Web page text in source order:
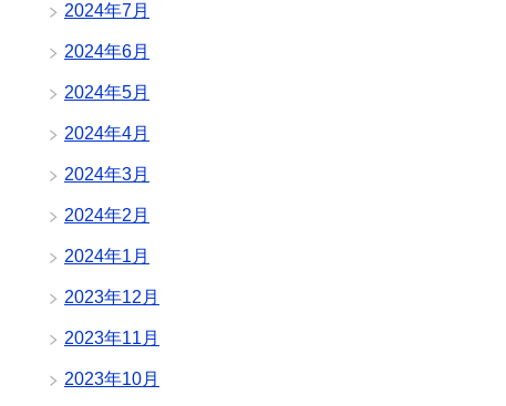
2024年7月
2024年6月
2024年5月
2024年4月
2024年3月
2024年2月
2024年1月
2023年12月
2023年11月
2023年10月